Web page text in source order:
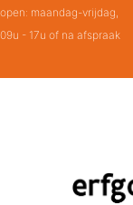
open: maandag-vrijdag,
09u - 17u of na afspraak